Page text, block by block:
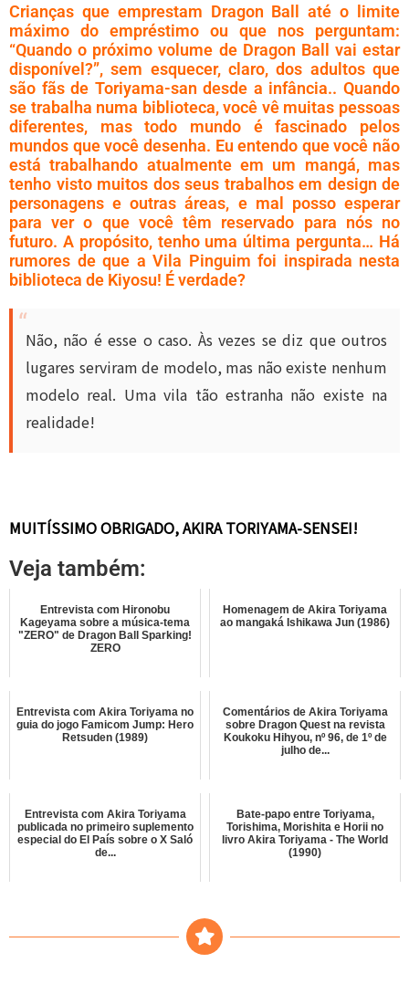
Crianças que emprestam Dragon Ball até o limite
máximo do empréstimo ou que nos perguntam:
“Quando o próximo volume de Dragon Ball vai estar
disponível?”, sem esquecer, claro, dos adultos que
são fãs de Toriyama-san desde a infância.. Quando
se trabalha numa biblioteca, você vê muitas pessoas
diferentes, mas todo mundo é fascinado pelos
mundos que você desenha. Eu entendo que você não
está trabalhando atualmente em um mangá, mas
tenho visto muitos dos seus trabalhos em design de
personagens e outras áreas, e mal posso esperar
para ver o que você têm reservado para nós no
futuro. A propósito, tenho uma última pergunta… Há
rumores de que a Vila Pinguim foi inspirada nesta
biblioteca de Kiyosu! É verdade?
Não, não é esse o caso. Às vezes se diz que outros
lugares serviram de modelo, mas não existe nenhum
modelo real. Uma vila tão estranha não existe na
realidade!
MUITÍSSIMO OBRIGADO, AKIRA TORIYAMA-SENSEI!
Veja também:
Entrevista com Hironobu
Kageyama sobre a música-tema
"ZERO" de Dragon Ball Sparking!
ZERO
Homenagem de Akira Toriyama
ao mangaká Ishikawa Jun (1986)
Entrevista com Akira Toriyama no
guia do jogo Famicom Jump: Hero
Retsuden (1989)
Comentários de Akira Toriyama
sobre Dragon Quest na revista
Koukoku Hihyou, nº 96, de 1º de
julho de...
Entrevista com Akira Toriyama
publicada no primeiro suplemento
especial do El País sobre o X Saló
de...
Bate-papo entre Toriyama,
Torishima, Morishita e Horii no
livro Akira Toriyama - The World
(1990)